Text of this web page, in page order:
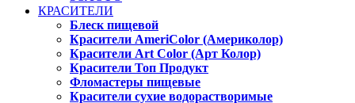
КРАСИТЕЛИ
Блеск пищевой
Красители AmeriColor (Америколор)
Красители Art Color (Арт Колор)
Красители Топ Продукт
Фломастеры пищевые
Красители сухие водорастворимые